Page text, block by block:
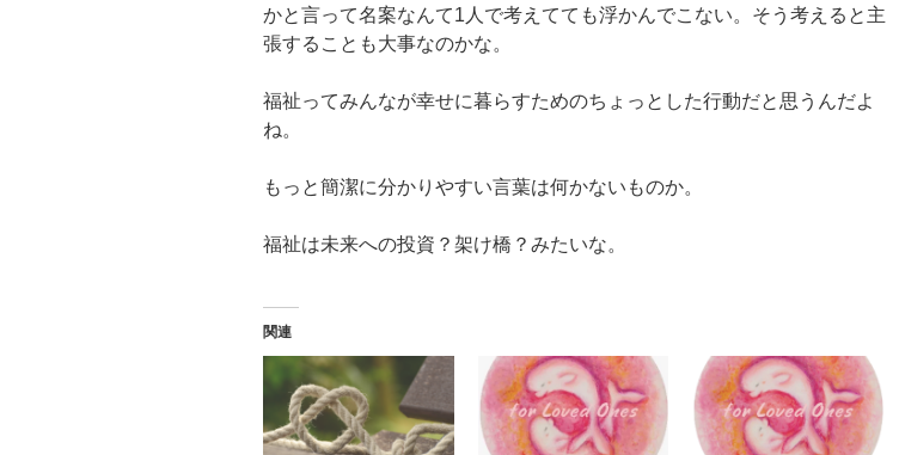
かと言って名案なんて1人で考えてても浮かんでこない。そう考えると主
張することも大事なのかな。
福祉ってみんなが幸せに暮らすためのちょっとした行動だと思うんだよ
ね。
もっと簡潔に分かりやすい言葉は何かないものか。
福祉は未来への投資？架け橋？みたいな。
関連